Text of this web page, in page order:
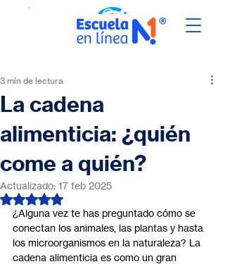
La cadena
alimenticia: ¿quién
come a quién?
3 min de lectura
Actualizado: 17 feb 2025
Obtuvo NaN de 5 estrellas.
¿Alguna vez te has preguntado cómo se
conectan los animales, las plantas y hasta
los microorganismos en la naturaleza? La
cadena alimenticia es como un gran